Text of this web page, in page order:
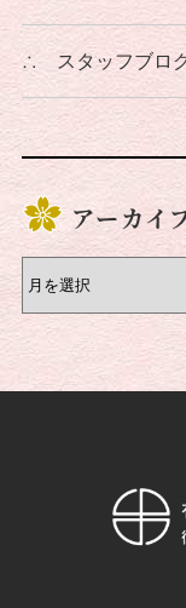
∴ スタッフブロ
アーカイ